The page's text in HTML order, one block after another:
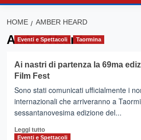
HOME AMBER HEARD
Amber Heard
Eventi e Spettacoli Taormina
Ai nastri di partenza la 69ma
Film Fest
Sono stati comunicati ufficialmente i
internazionali che arriveranno a
sessantanovesima edizione del...
Leggi tuttoLeggi
di
Eventi e Spettacoli